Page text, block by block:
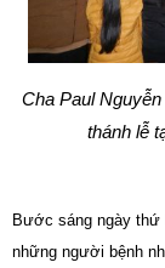
Cha Paul
thánh lễ
Bước sáng ngày thứ
những người bệnh